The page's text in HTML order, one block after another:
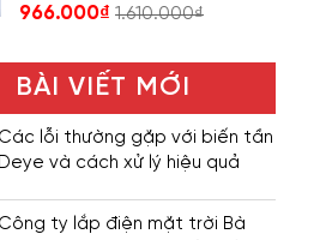
966.000₫ 1.610.000₫
BÀI VIẾT MỚI
Các lỗi thường gặp với biến tần
Deye và cách xử lý hiệu quả
Công ty lắp điện mặt trời Bà